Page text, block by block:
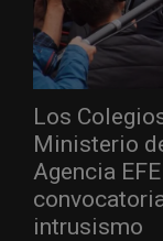
Los
Ministerio
Agencia
intrusismo